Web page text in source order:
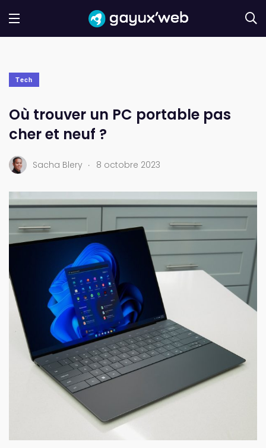
Tech
Où trouver un PC portable pas
cher et neuf ?
Sacha Blery . 8 octobre 2023